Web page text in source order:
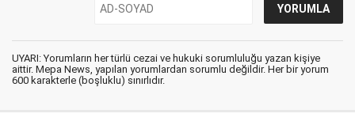
UYARI: Yorumların her türlü cezai ve hukuki sorumluluğu yazan kişiye
aittir. Mepa News, yapılan yorumlardan sorumlu değildir. Her bir yorum
600 karakterle (boşluklu) sınırlıdır.